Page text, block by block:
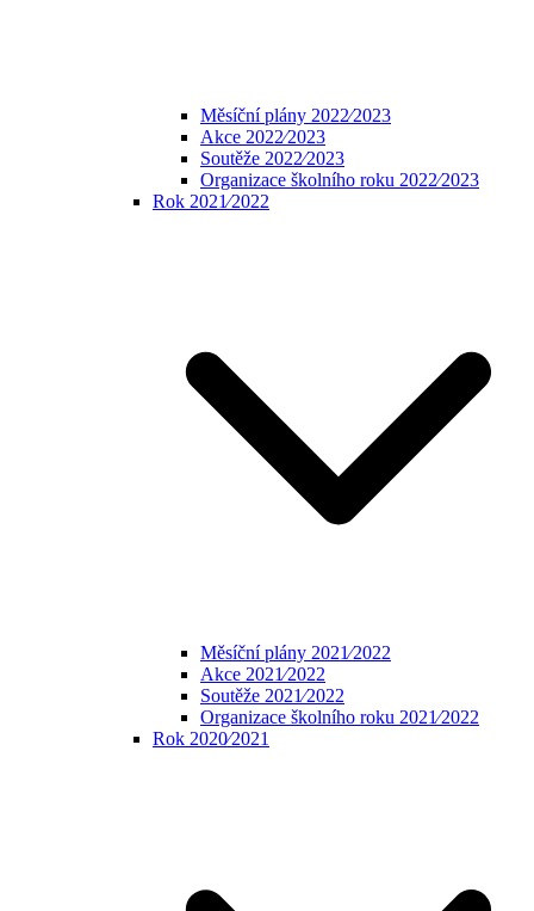
Měsíční plány 2022⁄2023
Akce 2022⁄2023
Soutěže 2022⁄2023
Organizace školního roku 2022⁄2023
Rok 2021⁄2022
Měsíční plány 2021⁄2022
Akce 2021⁄2022
Soutěže 2021⁄2022
Organizace školního roku 2021⁄2022
Rok 2020⁄2021